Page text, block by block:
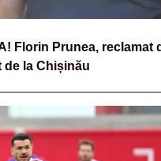
Florin Prunea, reclamat
la Chișinău